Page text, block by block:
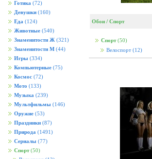
Готика (72)
Девушки (160)
Еда (124)
Животные (540)
Знаменитости Ж (321)
Знаменитости М (44)
Игры (334)
Компьютерные (75)
Космос (72)
Мото (133)
Музыка (239)
Мультфильмы (146)
Оружие (53)
Праздники (87)
Природа (1491)
Сериалы (77)
Спорт (50)
Обои / Спорт
Спорт (50)
Велоспорт (12)